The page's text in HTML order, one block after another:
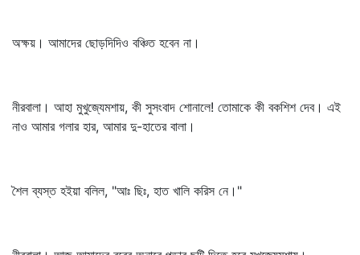
অক্ষয়। আমাদের ছোড়দিদিও বঞ্চিত হবেন না।
নীরবালা। আহা মুখুজ্যেমশায়, কী সুসংবাদ শোনালে! তোমাকে কী বকশিশ দেব। এই
নাও আমার গলার হার, আমার দু-হাতের বালা।
শৈল ব্যস্ত হইয়া বলিল, "আঃ ছিঃ, হাত খালি করিস নে।"